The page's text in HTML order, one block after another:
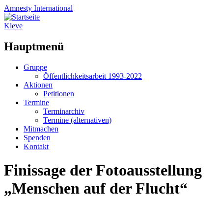
Amnesty International
Kleve
Hauptmenü
Zum
springen
Gruppe
Öffentlichkeitsarbeit 1993-2022
Aktionen
Petitionen
Termine
Terminarchiv
Termine (alternativen)
Mitmachen
Spenden
Kontakt
Finissage der Fotoausstellung
„Menschen auf der Flucht“